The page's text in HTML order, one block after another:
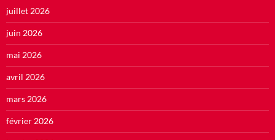
juillet 2026
juin 2026
mai 2026
avril 2026
mars 2026
février 2026